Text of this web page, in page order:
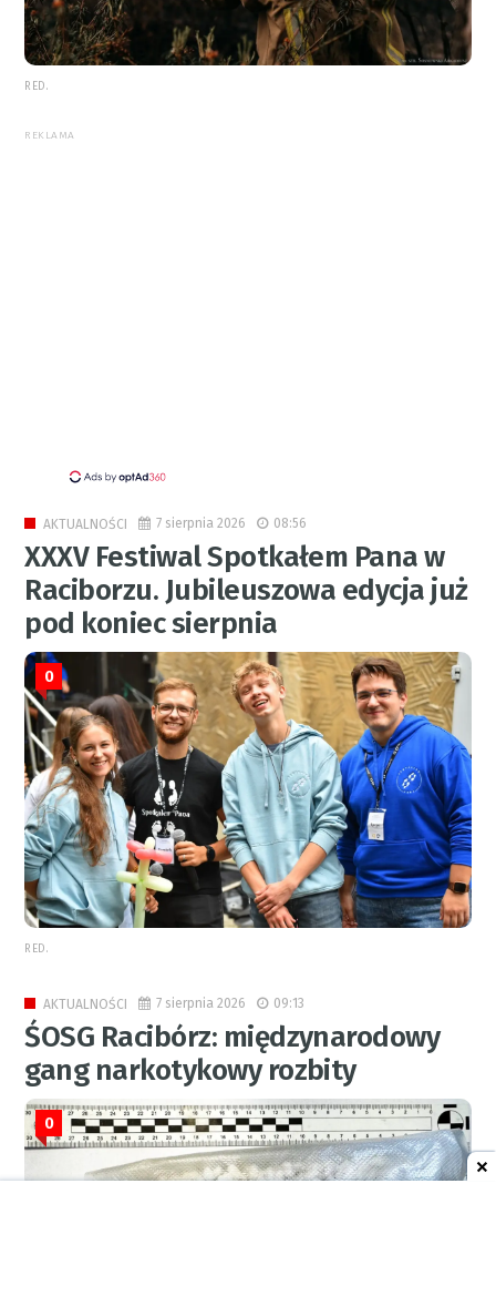
RED.
REKLAMA
AKTUALNOŚCI 7 sierpnia 2026 08:56
XXXV Festiwal Spotkałem Pana w
Raciborzu. Jubileuszowa edycja już
pod koniec sierpnia
0
RED.
AKTUALNOŚCI 7 sierpnia 2026 09:13
ŚOSG Racibórz: międzynarodowy
gang narkotykowy rozbity
0